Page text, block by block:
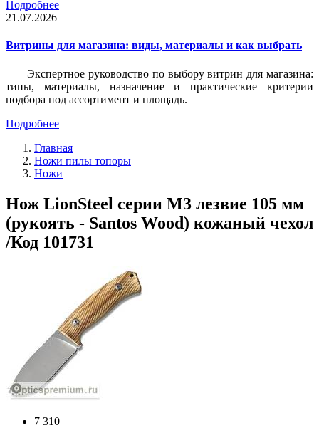
Подробнее
21.07.2026
Витрины для магазина: виды, материалы и как выбрать
Экспертное руководство по выбору витрин для магазина:
типы, материалы, назначение и практические критерии
подбора под ассортимент и площадь.
Подробнее
Главная
Ножи пилы топоры
Ножи
Нож LionSteel серии M3 лезвие 105 мм
(рукоять - Santos Wood) кожаный чехол
/Код 101731
7 310